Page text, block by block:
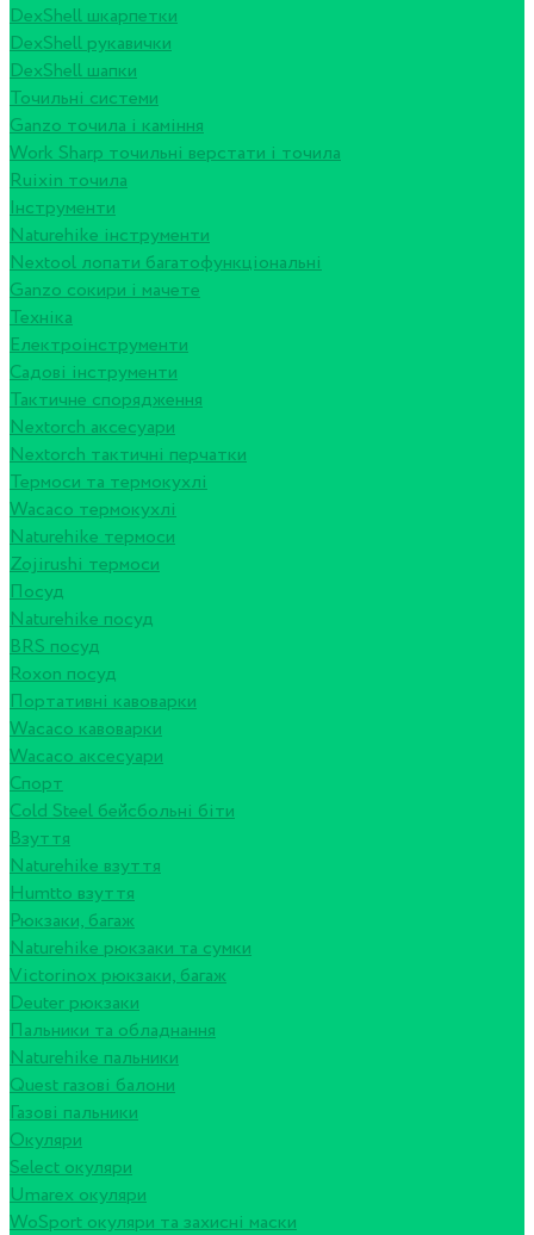
DexShell шкарпетки
DexShell рукавички
DexShell шапки
Точильні системи
Ganzo точила і каміння
Work Sharp точильні верстати і точила
Ruixin точила
Інструменти
Naturehike інструменти
Nextool лопати багатофункціональні
Ganzo сокири і мачете
Техніка
Електроінструменти
Садові інструменти
Тактичне спорядження
Nextorch аксесуари
Nextorch тактичні перчатки
Термоси та термокухлі
Wacaco термокухлі
Naturehike термоси
Zojirushi термоси
Посуд
Naturehike посуд
BRS посуд
Roxon посуд
Портативні кавоварки
Wacaco кавоварки
Wacaco аксесуари
Спорт
Cold Steel бейсбольні біти
Взуття
Naturehike взуття
Humtto взуття
Рюкзаки, багаж
Naturehike рюкзаки та сумки
Victorinox рюкзаки, багаж
Deuter рюкзаки
Пальники та обладнання
Naturehike пальники
Quest газові балони
Газові пальники
Окуляри
Select окуляри
Umarex окуляри
WoSport окуляри та захисні маски